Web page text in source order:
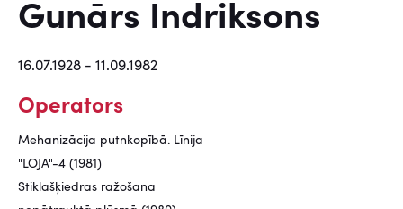
Gunārs Indriksons
16.07.1928 - 11.09.1982
Operators
Mehanizācija putnkopībā. Līnija
"LOJA"-4 (1981)
Stiklašķiedras ražošana